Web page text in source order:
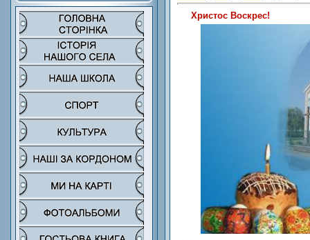
Христос Воскрес!